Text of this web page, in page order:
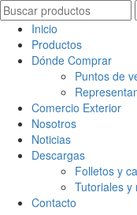
Search
for:
Inicio
Productos
Dónde Comprar
Puntos de
Comercio Exterior
Nosotros
Noticias
Descargas
Folletos y
Tutoriales y
Contacto